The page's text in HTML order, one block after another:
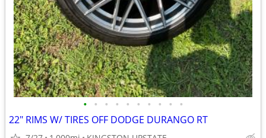
• • • • • • • • • •
22" RIMS W/ TIRES OFF DODGE DURANGO RT